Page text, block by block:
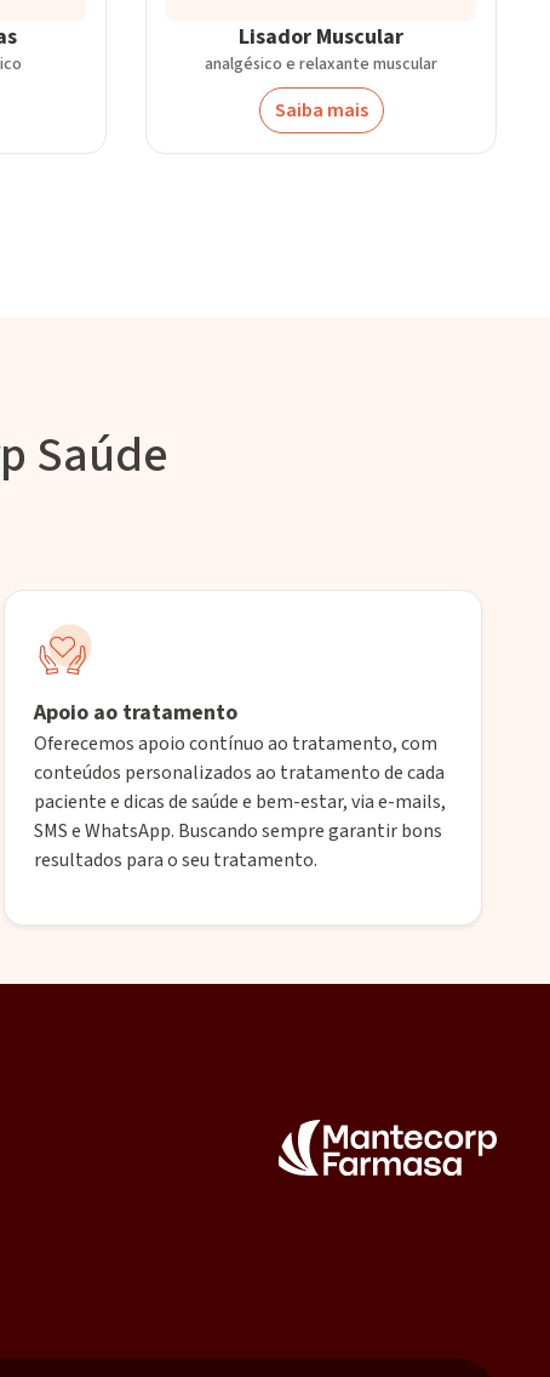
Lisador Muscular
analgésico e relaxante muscular
Saiba mais
Saúde
Apoio ao tratamento
Oferecemos apoio contínuo ao tratamento, com
conteúdos personalizados ao tratamento de cada
paciente e dicas de saúde e bem-estar, via e-mails,
SMS e WhatsApp. Buscando sempre garantir bons
resultados para o seu tratamento.